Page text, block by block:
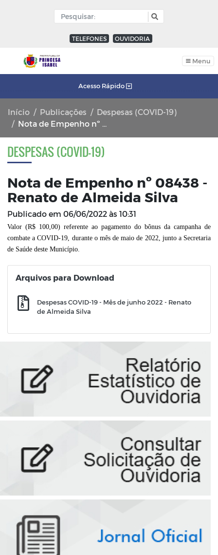
TELEFONES OUVIDORIA
Menu
Acesso Rápido
Início Publicações
Despesas (COVID-19)
Nota de Empenho nº 08438 - Renato de Almeida Silva
DESPESAS (COVID-19)
Nota de Empenho nº 08438 -
Renato de Almeida Silva
Publicado em 06/06/2022 às 10:31
Valor (R$ 100,00) referente ao pagamento do bônus da campanha de
combate a COVID-19, durante o mês de maio de 2022, junto a Secretaria
de Saúde deste Município.
Arquivos para Download
Despesas COVID-19 - Mês de junho 2022 - Renato
de Almeida Silva